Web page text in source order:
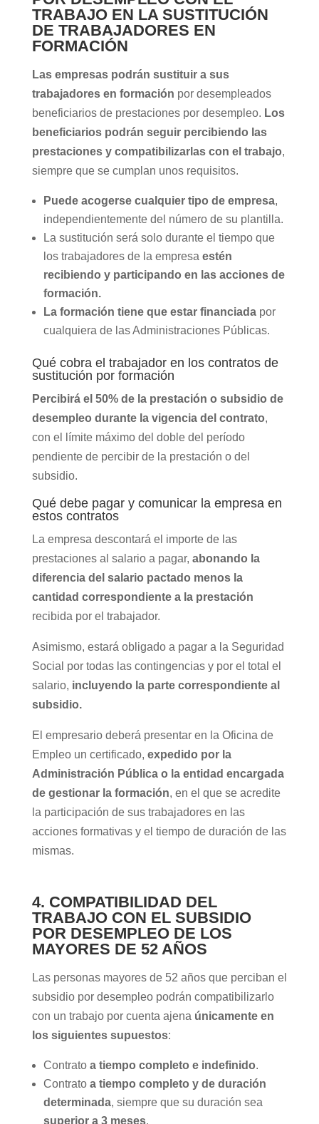
TRABAJO EN LA SUSTITUCIÓN
DE TRABAJADORES EN
FORMACIÓN
Las empresas podrán sustituir a sus
trabajadores en formación por desempleados
beneficiarios de prestaciones por desempleo. Los
beneficiarios podrán seguir percibiendo las
prestaciones y compatibilizarlas con el trabajo,
siempre que se cumplan unos requisitos.
Puede acogerse cualquier tipo de empresa,
independientemente del número de su plantilla.
La sustitución será solo durante el tiempo que
los trabajadores de la empresa estén
recibiendo y participando en las acciones de
formación.
La formación tiene que estar financiada por
cualquiera de las Administraciones Públicas.
Qué cobra el trabajador en los contratos de
sustitución por formación
Percibirá el 50% de la prestación o subsidio de
desempleo durante la vigencia del contrato,
con el límite máximo del doble del período
pendiente de percibir de la prestación o del
subsidio.
Qué debe pagar y comunicar la empresa en
estos contratos
La empresa descontará el importe de las
prestaciones al salario a pagar, abonando la
diferencia del salario pactado menos la
cantidad correspondiente a la prestación
recibida por el trabajador.
Asimismo, estará obligado a pagar a la Seguridad
Social por todas las contingencias y por el total el
salario, incluyendo la parte correspondiente al
subsidio.
El empresario deberá presentar en la Oficina de
Empleo un certificado, expedido por la
Administración Pública o la entidad encargada
de gestionar la formación, en el que se acredite
la participación de sus trabajadores en las
acciones formativas y el tiempo de duración de las
mismas.
4. COMPATIBILIDAD DEL
TRABAJO CON EL SUBSIDIO
POR DESEMPLEO DE LOS
MAYORES DE 52 AÑOS
Las personas mayores de 52 años que perciban el
subsidio por desempleo podrán compatibilizarlo
con un trabajo por cuenta ajena únicamente en
los siguientes supuestos:
Contrato a tiempo completo e indefinido.
Contrato a tiempo completo y de duración
determinada, siempre que su duración sea
superior a 3 meses.